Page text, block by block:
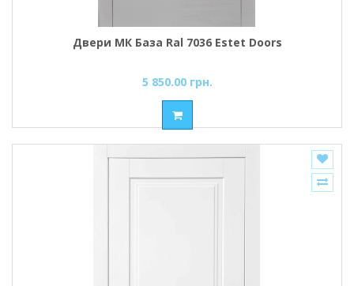
Двери МК База Ral 7036 Estet Doors
5 850.00 грн.